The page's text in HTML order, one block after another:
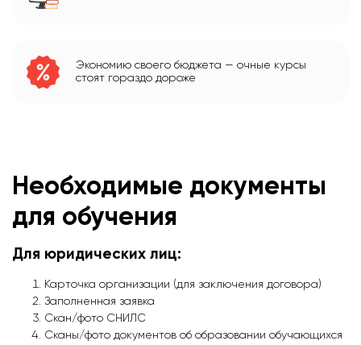
Экономию своего бюджета — очные курсы
стоят гораздо дороже
Необходимые документы
для обучения
Для юридических лиц:
Карточка организации (для заключения договора)
Заполненная заявка
Скан/фото СНИЛС
Сканы/фото документов об образовании обучающихся